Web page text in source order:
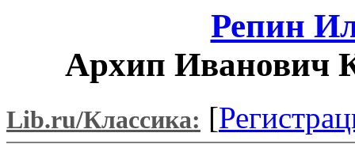
Репин
Архип Иванович
Lib.ru/Классика: [